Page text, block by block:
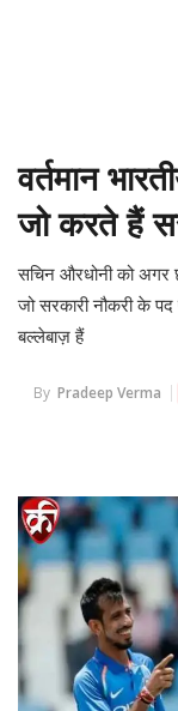
वर्तमान
जो करते हैं
सचिन औरधोनी को अगर
जो सरकारी नौकरी के
बल्लेबाज़ हैं
By Pradeep Verma